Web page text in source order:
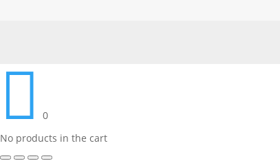

0
No products in the cart